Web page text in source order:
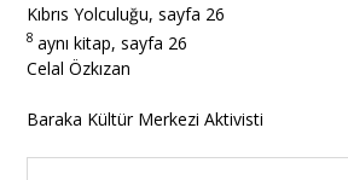
Kıbrıs Yolculuğu, sayfa 26
8 aynı kitap, sayfa 26
Celal Özkızan
Baraka Kültür Merkezi Aktivisti